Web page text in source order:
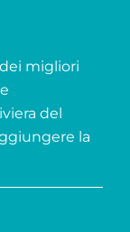
migliori
del
la